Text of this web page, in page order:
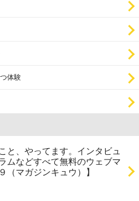
体験
と、やってます。インタビュ
ムなどすべて無料のウェブマ
（マガジンキュウ）】